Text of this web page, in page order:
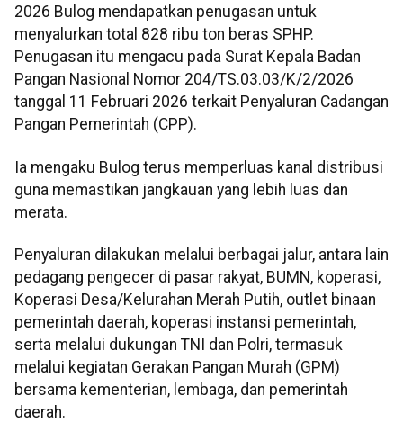
2026 Bulog mendapatkan penugasan untuk
menyalurkan total 828 ribu ton beras SPHP.
Penugasan itu mengacu pada Surat Kepala Badan
Pangan Nasional Nomor 204/TS.03.03/K/2/2026
tanggal 11 Februari 2026 terkait Penyaluran Cadangan
Pangan Pemerintah (CPP).
Ia mengaku Bulog terus memperluas kanal distribusi
guna memastikan jangkauan yang lebih luas dan
merata.
Penyaluran dilakukan melalui berbagai jalur, antara lain
pedagang pengecer di pasar rakyat, BUMN, koperasi,
Koperasi Desa/Kelurahan Merah Putih, outlet binaan
pemerintah daerah, koperasi instansi pemerintah,
serta melalui dukungan TNI dan Polri, termasuk
melalui kegiatan Gerakan Pangan Murah (GPM)
bersama kementerian, lembaga, dan pemerintah
daerah.